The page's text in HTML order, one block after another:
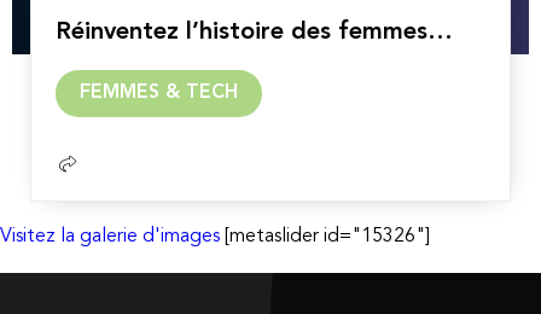
Réinventez l’histoire des femmes…
FEMMES & TECH
Visitez la galerie d'images [metaslider id="15326"]